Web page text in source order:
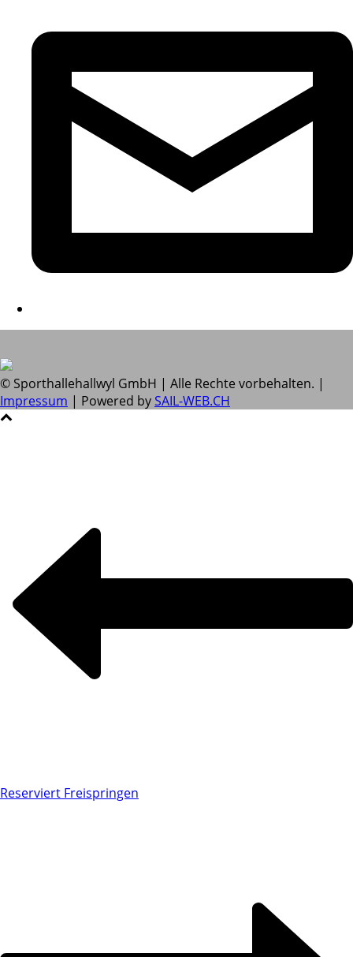
© Sporthallehallwyl GmbH | Alle Rechte vorbehalten. |
Impressum | Powered by SAIL-WEB.CH
Reserviert Freispringen